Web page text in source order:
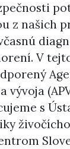
z našich
V
vývoja
s